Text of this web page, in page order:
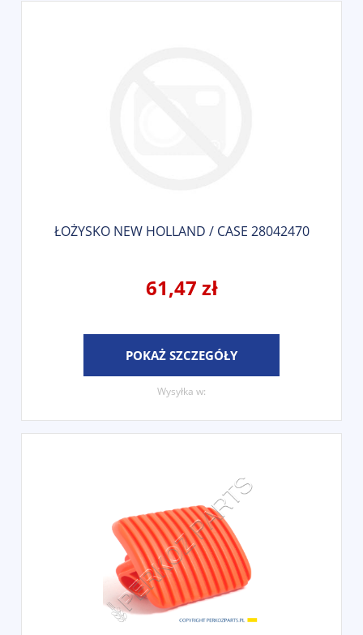
ŁOŻYSKO NEW HOLLAND / CASE 28042470
61,47 zł
POKAŻ SZCZEGÓŁY
Wysyłka w: